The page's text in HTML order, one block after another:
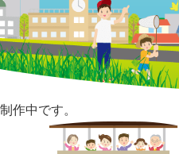
制作中です。